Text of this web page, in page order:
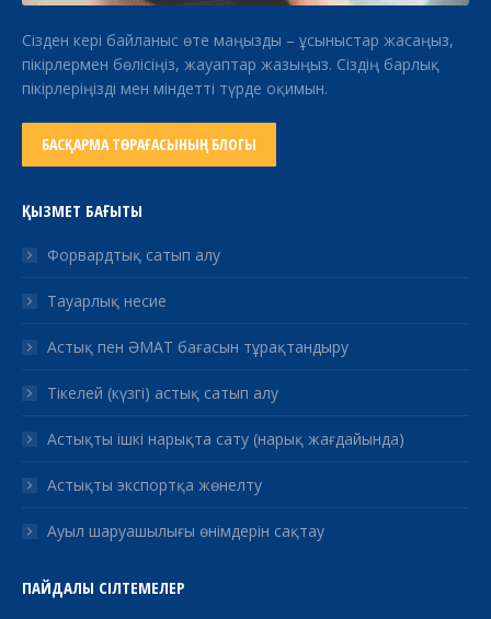
Сізден кері байланыс өте маңызды – ұсыныстар жасаңыз,
пікірлермен бөлісіңіз, жауаптар жазыңыз. Сіздің барлық
пікірлеріңізді мен міндетті түрде оқимын.
БАСҚАРМА ТӨРАҒАСЫНЫҢ БЛОГЫ
ҚЫЗМЕТ БАҒЫТЫ
Форвардтық сатып алу
Тауарлық несие
Астық пен ӘМАТ бағасын тұрақтандыру
Тікелей (күзгі) астық сатып алу
Астықты ішкі нарықта сату (нарық жағдайында)
Астықты экспортқа жөнелту
Ауыл шаруашылығы өнімдерін сақтау
ПАЙДАЛЫ СІЛТЕМЕЛЕР